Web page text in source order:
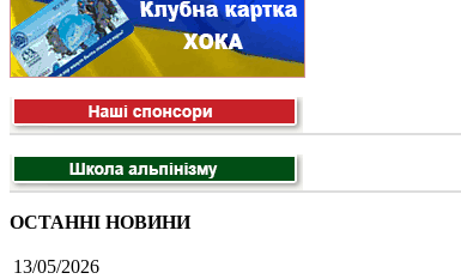
ОСТАННІ НОВИНИ
13/05/2026